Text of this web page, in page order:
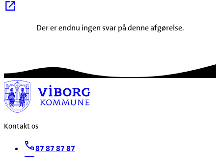
Der er endnu ingen svar på denne afgørelse.
Kontakt os
87 87 87 87